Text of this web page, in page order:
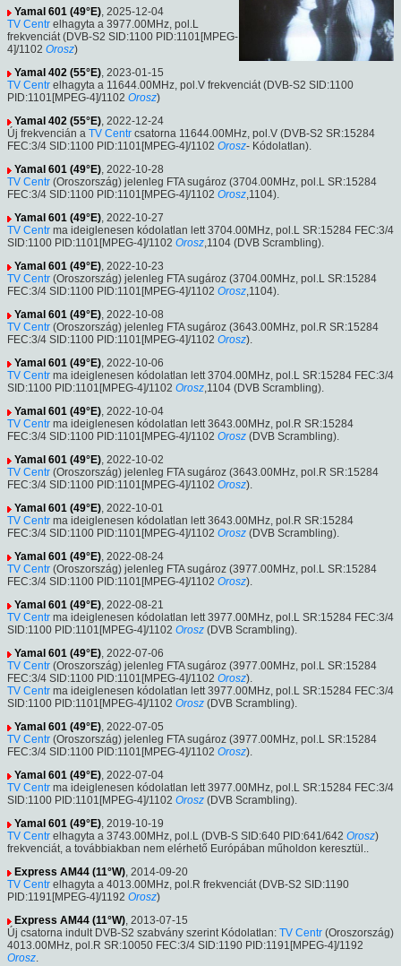
Yamal 601 (49°E), 2025-12-04
TV Centr elhagyta a 3977.00MHz, pol.L
frekvenciát (DVB-S2 SID:1100 PID:1101[MPEG-
4]/1102 Orosz)
Yamal 402 (55°E), 2023-01-15
TV Centr elhagyta a 11644.00MHz, pol.V frekvenciát (DVB-S2 SID:1100
PID:1101[MPEG-4]/1102 Orosz)
Yamal 402 (55°E), 2022-12-24
Új frekvencián a TV Centr csatorna 11644.00MHz, pol.V (DVB-S2 SR:15284
FEC:3/4 SID:1100 PID:1101[MPEG-4]/1102 Orosz- Kódolatlan).
Yamal 601 (49°E), 2022-10-28
TV Centr (Oroszország) jelenleg FTA sugároz (3704.00MHz, pol.L SR:15284
FEC:3/4 SID:1100 PID:1101[MPEG-4]/1102 Orosz,1104).
Yamal 601 (49°E), 2022-10-27
TV Centr ma ideiglenesen kódolatlan lett 3704.00MHz, pol.L SR:15284 FEC:3/4
SID:1100 PID:1101[MPEG-4]/1102 Orosz,1104 (DVB Scrambling).
Yamal 601 (49°E), 2022-10-23
TV Centr (Oroszország) jelenleg FTA sugároz (3704.00MHz, pol.L SR:15284
FEC:3/4 SID:1100 PID:1101[MPEG-4]/1102 Orosz,1104).
Yamal 601 (49°E), 2022-10-08
TV Centr (Oroszország) jelenleg FTA sugároz (3643.00MHz, pol.R SR:15284
FEC:3/4 SID:1100 PID:1101[MPEG-4]/1102 Orosz).
Yamal 601 (49°E), 2022-10-06
TV Centr ma ideiglenesen kódolatlan lett 3704.00MHz, pol.L SR:15284 FEC:3/4
SID:1100 PID:1101[MPEG-4]/1102 Orosz,1104 (DVB Scrambling).
Yamal 601 (49°E), 2022-10-04
TV Centr ma ideiglenesen kódolatlan lett 3643.00MHz, pol.R SR:15284
FEC:3/4 SID:1100 PID:1101[MPEG-4]/1102 Orosz (DVB Scrambling).
Yamal 601 (49°E), 2022-10-02
TV Centr (Oroszország) jelenleg FTA sugároz (3643.00MHz, pol.R SR:15284
FEC:3/4 SID:1100 PID:1101[MPEG-4]/1102 Orosz).
Yamal 601 (49°E), 2022-10-01
TV Centr ma ideiglenesen kódolatlan lett 3643.00MHz, pol.R SR:15284
FEC:3/4 SID:1100 PID:1101[MPEG-4]/1102 Orosz (DVB Scrambling).
Yamal 601 (49°E), 2022-08-24
TV Centr (Oroszország) jelenleg FTA sugároz (3977.00MHz, pol.L SR:15284
FEC:3/4 SID:1100 PID:1101[MPEG-4]/1102 Orosz).
Yamal 601 (49°E), 2022-08-21
TV Centr ma ideiglenesen kódolatlan lett 3977.00MHz, pol.L SR:15284 FEC:3/4
SID:1100 PID:1101[MPEG-4]/1102 Orosz (DVB Scrambling).
Yamal 601 (49°E), 2022-07-06
TV Centr (Oroszország) jelenleg FTA sugároz (3977.00MHz, pol.L SR:15284
FEC:3/4 SID:1100 PID:1101[MPEG-4]/1102 Orosz).
TV Centr ma ideiglenesen kódolatlan lett 3977.00MHz, pol.L SR:15284 FEC:3/4
SID:1100 PID:1101[MPEG-4]/1102 Orosz (DVB Scrambling).
Yamal 601 (49°E), 2022-07-05
TV Centr (Oroszország) jelenleg FTA sugároz (3977.00MHz, pol.L SR:15284
FEC:3/4 SID:1100 PID:1101[MPEG-4]/1102 Orosz).
Yamal 601 (49°E), 2022-07-04
TV Centr ma ideiglenesen kódolatlan lett 3977.00MHz, pol.L SR:15284 FEC:3/4
SID:1100 PID:1101[MPEG-4]/1102 Orosz (DVB Scrambling).
Yamal 601 (49°E), 2019-10-19
TV Centr elhagyta a 3743.00MHz, pol.L (DVB-S SID:640 PID:641/642 Orosz)
frekvenciát, a továbbiakban nem elérhető Európában műholdon keresztül..
Express AM44 (11°W), 2014-09-20
TV Centr elhagyta a 4013.00MHz, pol.R frekvenciát (DVB-S2 SID:1190
PID:1191[MPEG-4]/1192 Orosz)
Express AM44 (11°W), 2013-07-15
Új csatorna indult DVB-S2 szabvány szerint Kódolatlan: TV Centr (Oroszország)
4013.00MHz, pol.R SR:10050 FEC:3/4 SID:1190 PID:1191[MPEG-4]/1192
Orosz.